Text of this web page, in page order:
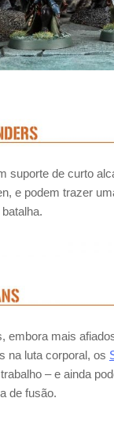
suporte de curto
e podem trazer
embora mais
na luta corporal, os
– e ainda
de fusão.